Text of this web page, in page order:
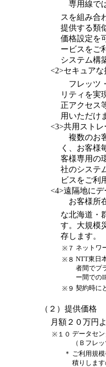
専用線で
スを組み合
提供する類
価格設定を
ービスをご
システム構
<2>セキュアな
フレッツ
リティを実
正アクセス
用いただけ
<3>共用スト
複数のお
く、お客様
客様専用の
社のシステ
ビスをご利
<4>遠隔地に
お客様所
な北海道・
す。大規模
存します。
※７ ネットワ
※８ NTT東日
者間でプ
ー間での
※９ 契約時に
（２）提供価格
月額２０万円
※１０ データセ
（Ｂフレ
＊ ご利用規
積りしま